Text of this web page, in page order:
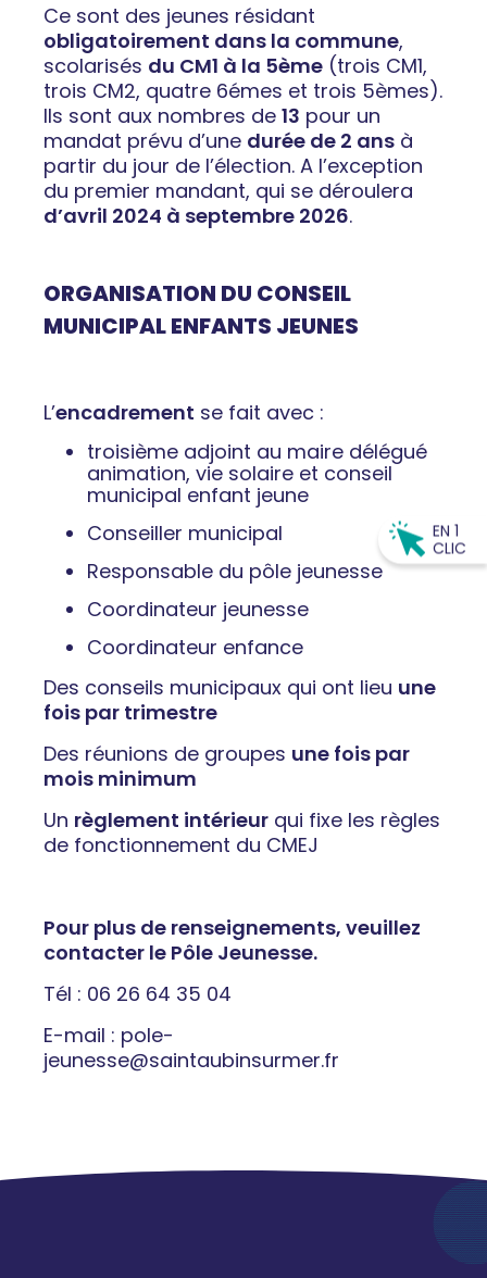
Ce sont des jeunes résidant
obligatoirement dans la commune,
scolarisés du CM1 à la 5ème (trois CM1,
trois CM2, quatre 6émes et trois 5èmes).
Ils sont aux nombres de 13 pour un
mandat prévu d’une durée de 2 ans à
partir du jour de l’élection. A l’exception
du premier mandant, qui se déroulera
d’avril 2024 à septembre 2026.
ORGANISATION DU CONSEIL
MUNICIPAL ENFANTS JEUNES
L’encadrement se fait avec :
troisième adjoint au maire délégué
animation, vie solaire et conseil
municipal enfant jeune
Conseiller municipal
Responsable du pôle jeunesse
Coordinateur jeunesse
Coordinateur enfance
Des conseils municipaux qui ont lieu une
fois par trimestre
Des réunions de groupes une fois par
mois minimum
Un règlement intérieur qui fixe les règles
de fonctionnement du CMEJ
Pour plus de renseignements, veuillez
contacter le Pôle Jeunesse.
Tél : 06 26 64 35 04
E-mail : pole-
jeunesse@saintaubinsurmer.fr
EN 1
CLIC